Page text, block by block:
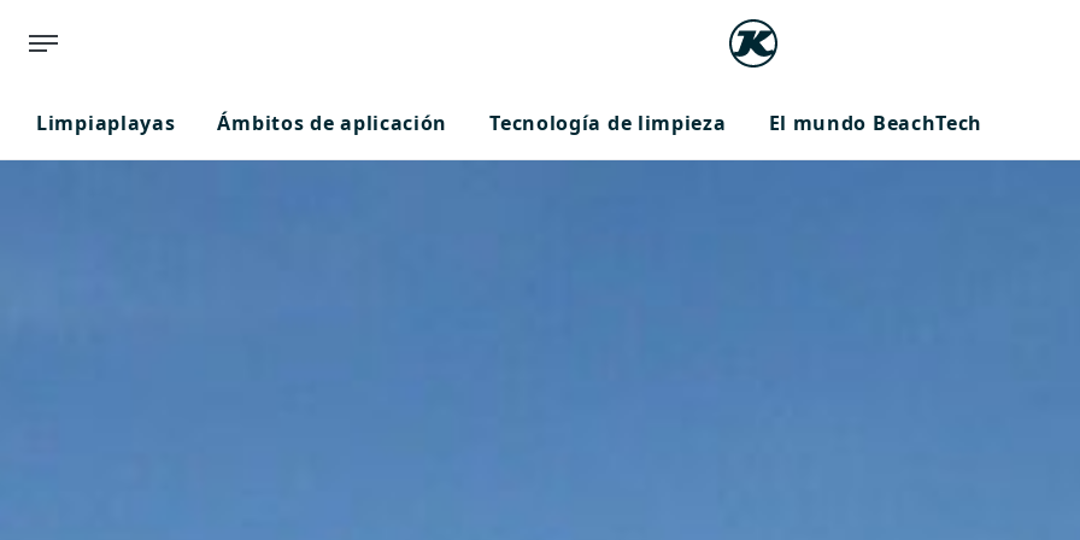
Limpiaplayas Ámbitos de aplicación Tecnología de limpieza El mundo BeachTech